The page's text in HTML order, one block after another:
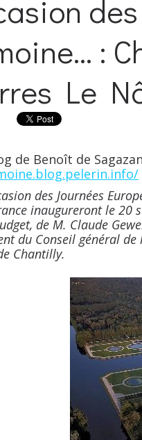
:
Le
Benoît de Sagazan
des Journées
inaugureront le 20
de M. Claude
du Conseil général
Chantilly.